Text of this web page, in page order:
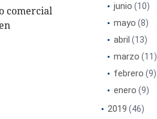
comercial
junio (10)
mayo (8)
abril (13)
marzo (11)
febrero (9)
enero (9)
2019 (46)